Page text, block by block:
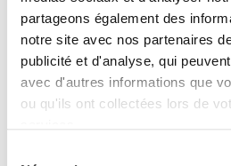
partageons également des
notre site avec nos partenaires
publicité et d'analyse, qui
avec d'autres informations que
ou qu'ils ont collectées lors de